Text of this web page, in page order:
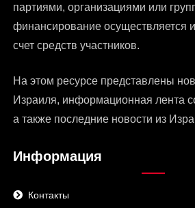
партиями, организациями или
финансирование осуществляется
счет средств участников.
На этом ресурсе представлены
Израиля, информационная лента
а также последние новости из
Информация
Контакты